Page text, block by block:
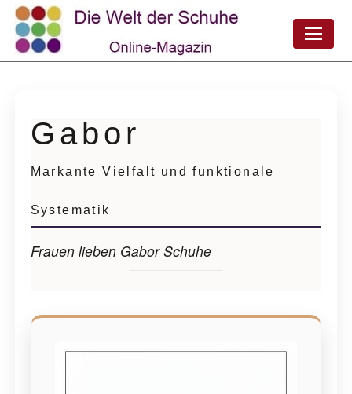
Gabor
Markante Vielfalt und funktionale
Systematik
Frauen lieben Gabor Schuhe